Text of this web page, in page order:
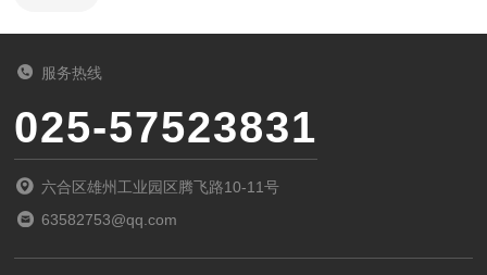
服务热线
025-57523831
六合区雄州工业园区腾飞路10-11号
63582753@qq.com